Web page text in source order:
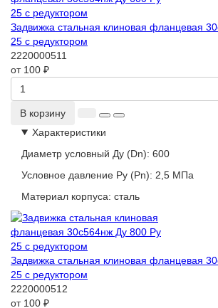
Задвижка стальная клиновая фланцевая
25 с редуктором
2220000511
от 100 ₽
В корзину
Характеристики
Диаметр условный Ду (Dn): 600
Условное давление Ру (Pn): 2,5 МПа
Материал корпуса: сталь
Задвижка стальная клиновая фланцевая
25 с редуктором
2220000512
от 100 ₽